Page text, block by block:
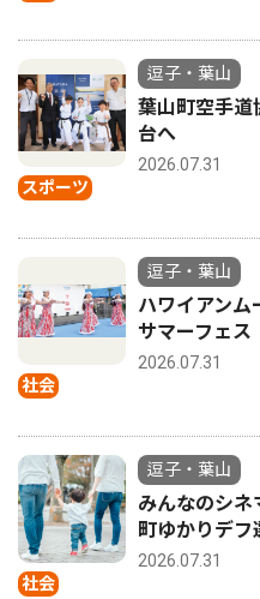
スポーツ
逗子・葉山
葉山町空手
台へ
2026.07.31
社会
逗子・葉山
ハワイアン
サマーフェス
2026.07.31
社会
逗子・葉山
みんなのシ
町ゆかりデフ
2026.07.31